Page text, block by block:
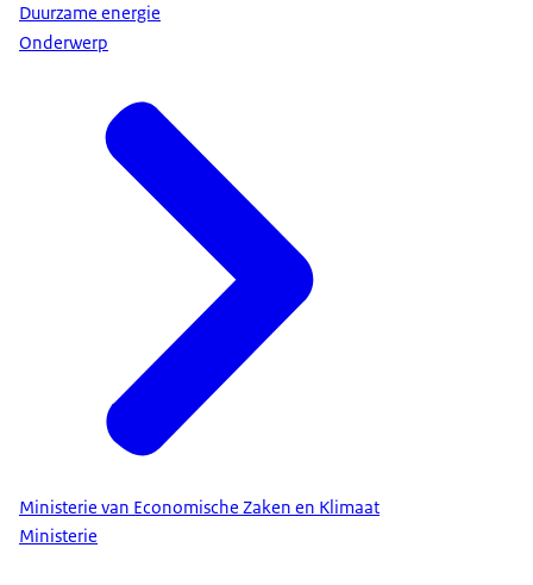
Duurzame energie
Onderwerp
Ministerie van Economische Zaken en Klimaat
Ministerie